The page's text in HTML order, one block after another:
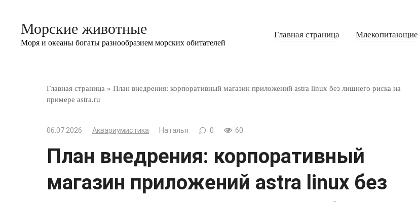
контентуМорские животные
Моря и океаны богаты разнообразием морских обитателей
Главная страница Млекопитающие
Главная страница » План внедрения: корпоративный магазин приложений astra linux без лишнего риска на
примере astra.ru
06.07.2026 Аквариумистика Наталья 0 60
План внедрения: корпоративный
магазин приложений astra linux без